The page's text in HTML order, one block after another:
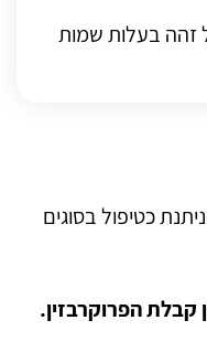
זהה בעלות שמות
כטיפול בסוגים
קבלת הפרוקרבזין.